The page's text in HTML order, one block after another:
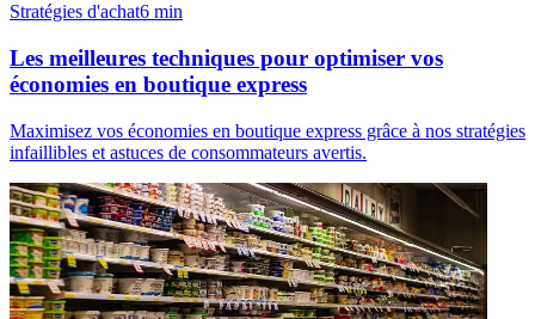
Stratégies d'achat6 min
Les meilleures techniques pour optimiser vos
économies en boutique express
Maximisez vos économies en boutique express grâce à nos stratégies
infaillibles et astuces de consommateurs avertis.